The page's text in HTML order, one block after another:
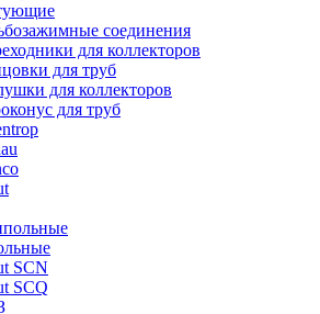
соединения
для коллекторов
для труб
для коллекторов
для труб
SCN
SCQ